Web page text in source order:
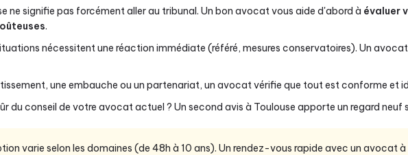
ne signifie pas forcément aller au tribunal. Un bon avocat vous aide d'abord à évaluer
.
nécessitent une réaction immédiate (référé, mesures conservatoires). Un
une embauche ou un partenariat, un avocat vérifie que tout est conforme et
du conseil de votre avocat actuel ? Un second avis à Toulouse apporte un regard neuf
varie selon les domaines (de 48h à 10 ans). Un rendez-vous rapide avec un avocat à